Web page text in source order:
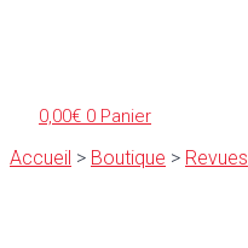
0,00€ 0 Panier
Accueil > Boutique > Revues